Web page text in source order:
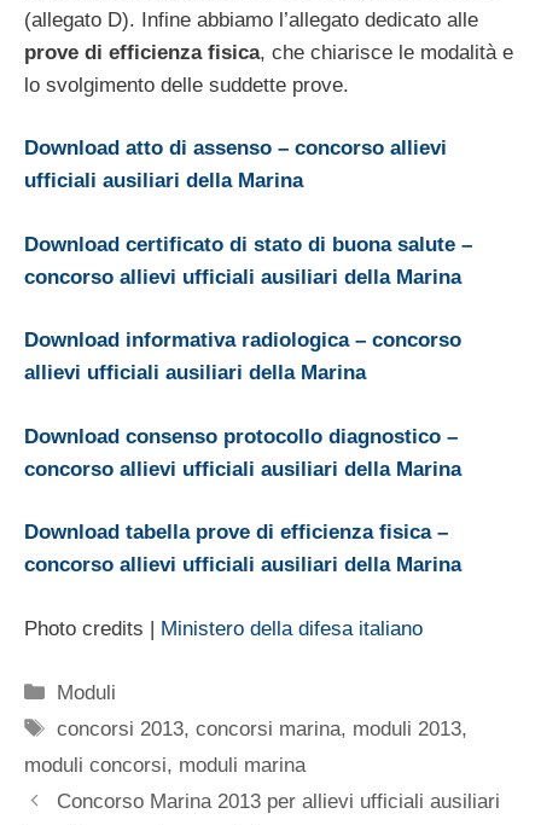
(allegato D). Infine abbiamo l’allegato dedicato alle
prove di efficienza fisica, che chiarisce le modalità e
lo svolgimento delle suddette prove.
Download atto di assenso – concorso allievi
ufficiali ausiliari della Marina
Download certificato di stato di buona salute –
concorso allievi ufficiali ausiliari della Marina
Download informativa radiologica – concorso
allievi ufficiali ausiliari della Marina
Download consenso protocollo diagnostico –
concorso allievi ufficiali ausiliari della Marina
Download tabella prove di efficienza fisica –
concorso allievi ufficiali ausiliari della Marina
Photo credits | Ministero della difesa italiano
Categorie
Moduli
Tag
concorsi 2013,concorsi marina, moduli 2013,
moduli concorsi, moduli marina
Concorso Marina 2013 per allievi ufficiali ausiliari